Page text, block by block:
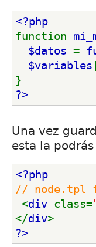
<?php
function
$datos =
$variables
}
?>
Una vez
esta la
<?php
// node.tpl
<div class=
</div>
?>